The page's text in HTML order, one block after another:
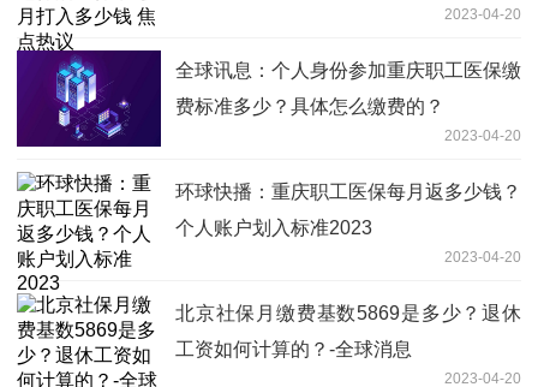
2023-04-20
全球讯息：个人身份参加重庆职工医保缴
费标准多少？具体怎么缴费的？
2023-04-20
环球快播：重庆职工医保每月返多少钱？
个人账户划入标准2023
2023-04-20
北京社保月缴费基数5869是多少？退休
工资如何计算的？-全球消息
2023-04-20